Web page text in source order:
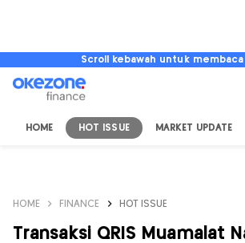
Scroll kebawah untuk membaca
HOME HOT ISSUE MARKET UPDATE
HOME FINANCE HOT ISSUE
Transaksi QRIS Muamalat